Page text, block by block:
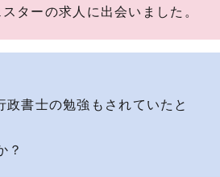
ターの求人に出会いました。
書士の勉強もされていたと
？